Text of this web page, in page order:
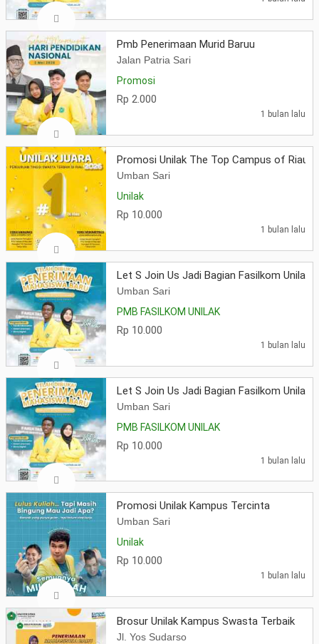
Pmb Penerimaan Murid Baruu
Jalan Patria Sari
Promosi
Rp 2.000
1 bulan lalu
Promosi Unilak The Top Campus of Riau
Umban Sari
Unilak
Rp 10.000
1 bulan lalu
Let S Join Us Jadi Bagian Fasilkom Unilak
Umban Sari
PMB FASILKOM UNILAK
Rp 10.000
1 bulan lalu
Let S Join Us Jadi Bagian Fasilkom Unilak
Umban Sari
PMB FASILKOM UNILAK
Rp 10.000
1 bulan lalu
Promosi Unilak Kampus Tercinta
Umban Sari
Unilak
Rp 10.000
1 bulan lalu
Brosur Unilak Kampus Swasta Terbaik
Jl. Yos Sudarso